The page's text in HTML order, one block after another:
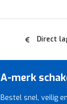
Direct
A-merk
Bestel snel, veilig